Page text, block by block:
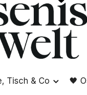
Tisch & Co 🖤